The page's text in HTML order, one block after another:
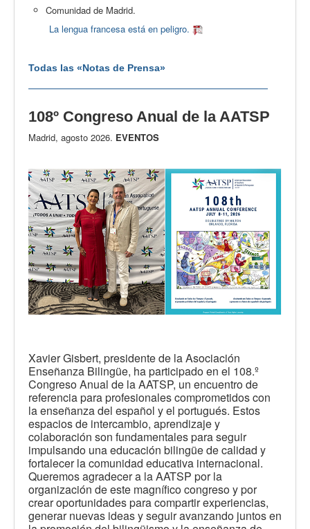
Comunidad de Madrid.
La lengua francesa está en peligro.
Todas las «Notas de Prensa»
108º Congreso Anual de la AATSP
Madrid, agosto 2026. EVENTOS
Xavier Gisbert, presidente de la Asociación
Enseñanza Bilingüe, ha participado en el 108.º
Congreso Anual de la AATSP, un encuentro de
referencia para profesionales comprometidos con
la enseñanza del español y el portugués. Estos
espacios de intercambio, aprendizaje y
colaboración son fundamentales para seguir
impulsando una educación bilingüe de calidad y
fortalecer la comunidad educativa internacional.
Queremos agradecer a la AATSP por la
organización de este magnífico congreso y por
crear oportunidades para compartir experiencias,
generar nuevas ideas y seguir avanzando juntos en